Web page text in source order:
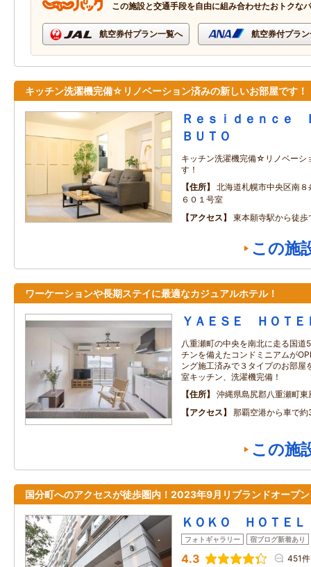
この施設と交通手段を自由に組み合わせたおトクな
航空券付プラン一覧へ 航空券付プラ
キッチン洗濯機完備☆リノベーション済みの新しいお部屋です！
Ｒｅｓｉｄｅｎｃｅ
ＢＵＴＯ
キッチン洗濯機完備☆リノベーシ
す！
住所
北海道札幌市中央区南
６０１号室
アクセス
東本願寺駅から徒歩
この施
ワーケーションや長期ステイに最適なカジュアルホテル！
ＹＡＥＳＥ ＨＯＴＥ
八重瀬町の中央を南北に走る国
チンを備えたコンドミニアムが
ング施工済みで３タイプのお部屋
室キッチン、洗濯機完備！
住所
沖縄県島尻郡八重瀬町
アクセス
那覇空港から車で
この施
国分町へのアクセスが徒歩圏内！2023年9月リブランドオープ
ＫＯＫＯ ＨＯＴＥ
フォトギャラリー 宿ブログ新着あり
4.3 451件